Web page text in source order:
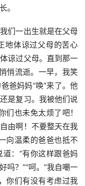
。
们一出生就是在父母
地体谅过父母的苦心
谅过父母。直到那一
悄流逝。一早，我笑
爸妈妈“唤”来了。他
是复习。我被他们说
们也未免太烦了吧！
由啊！不要整天在我
向温柔的爸爸也抵不
：“有你这样跟爸妈
吗？”“呵。”我自嘲一
你们有没有考虑过我